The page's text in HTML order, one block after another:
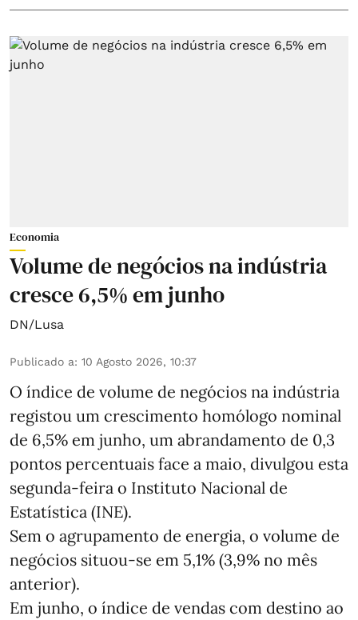
Economia
Volume de negócios na indústria
cresce 6,5% em junho
DN/Lusa
Publicado a: 10 Agosto 2026, 10:37
O índice de volume de negócios na indústria
registou um crescimento homólogo nominal
de 6,5% em junho, um abrandamento de 0,3
pontos percentuais face a maio, divulgou esta
segunda-feira o Instituto Nacional de
Estatística (INE).
Sem o agrupamento de energia, o volume de
negócios situou-se em 5,1% (3,9% no mês
anterior).
Em junho, o índice de vendas com destino ao